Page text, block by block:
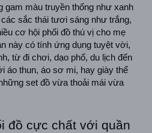
gam màu truyền thống như xanh
sắc thái tươi sáng như trắng,
cơ hội phối đồ thú vị cho mẹ
này có tính ứng dụng tuyệt vời,
từ đi chơi, dạo phố, du lịch đến
áo thun, áo sơ mi, hay giày thể
set đồ vừa thoải mái vừa
đồ cực chất với quần